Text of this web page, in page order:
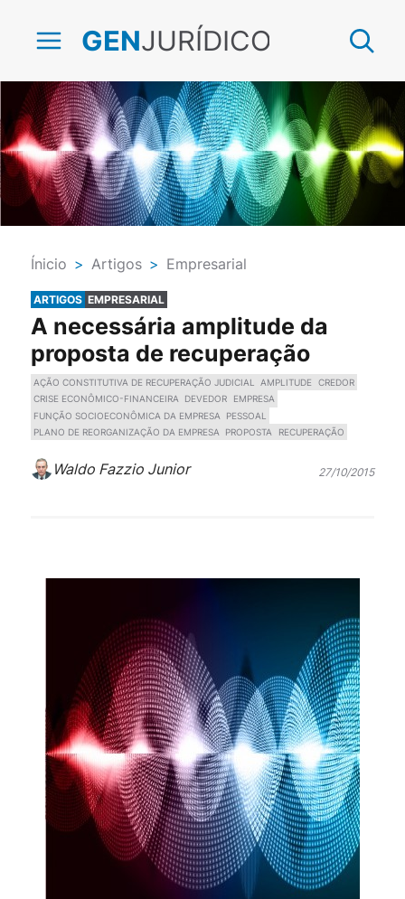
GENJURÍDICO
Ínicio > Artigos > Empresarial
ARTIGOS EMPRESARIAL
A necessária amplitude da
proposta de recuperação
AÇÃO CONSTITUTIVA DE RECUPERAÇÃO JUDICIAL AMPLITUDE
CREDOR
CRISE ECONÔMICO-FINANCEIRA
DEVEDOR
EMPRESA
FUNÇÃO SOCIOECONÔMICA DA EMPRESA
PESSOAL
PLANO DE REORGANIZAÇÃO DA EMPRESA
PROPOSTA RECUPERAÇÃO
Waldo Fazzio Junior 27/10/2015